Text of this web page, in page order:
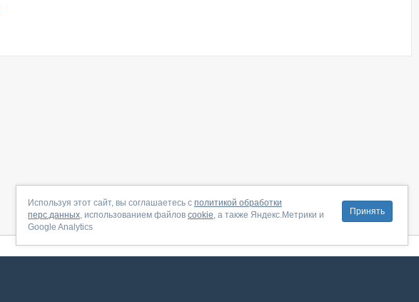
Принять
Используя этот сайт, вы соглашаетесь с политикой обработки
перс.данных, использованием файлов cookie, а также Яндекс.Метрики и
Google Analytics